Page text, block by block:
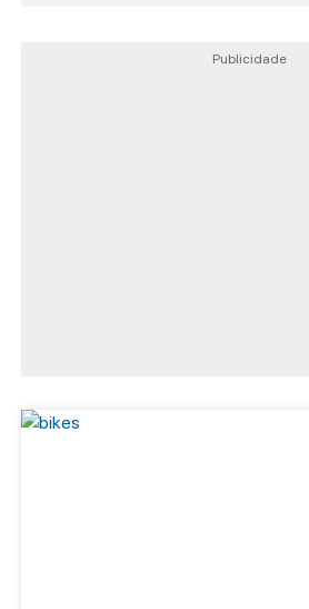
Publicidade